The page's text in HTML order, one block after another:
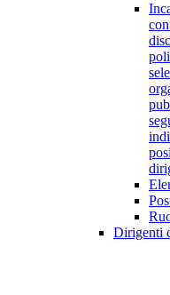
Dirigenti